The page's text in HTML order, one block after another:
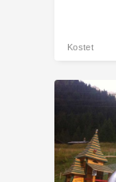
Kostet